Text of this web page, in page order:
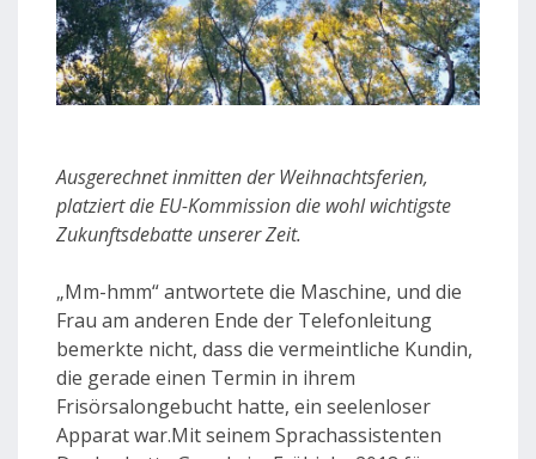
Ausgerechnet inmitten der Weihnachtsferien,
platziert die EU-Kommission die wohl wichtigste
Zukunftsdebatte unserer Zeit.
„Mm-hmm“ antwortete die Maschine, und die
Frau am anderen Ende der Telefonleitung
bemerkte nicht, dass die vermeintliche Kundin,
die gerade einen Termin in ihrem
Frisörsalongebucht hatte, ein seelenloser
Apparat war.Mit seinem Sprachassistenten